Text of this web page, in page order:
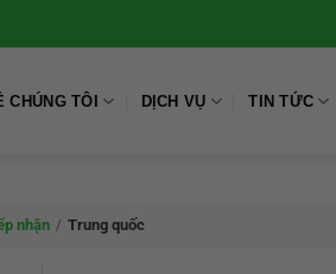
CHÚNG TÔI DỊCH VỤ TIN TỨC
nhận / Trung quốc